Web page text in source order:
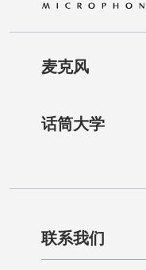
麦克风
话筒大学
联系我们